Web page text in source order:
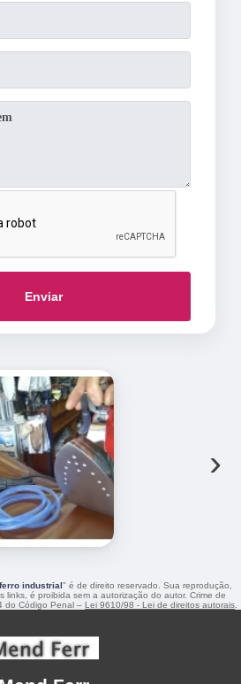
Enviar
›
industrial" é de direito reservado. Sua reprodução,
links, é proibida sem a autorização do autor. Crime de
do Código Penal – Lei 9610/98 - Lei de direitos autorais